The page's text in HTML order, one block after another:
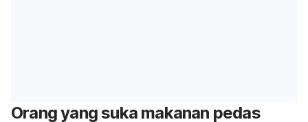
Orang yang suka makanan pedas